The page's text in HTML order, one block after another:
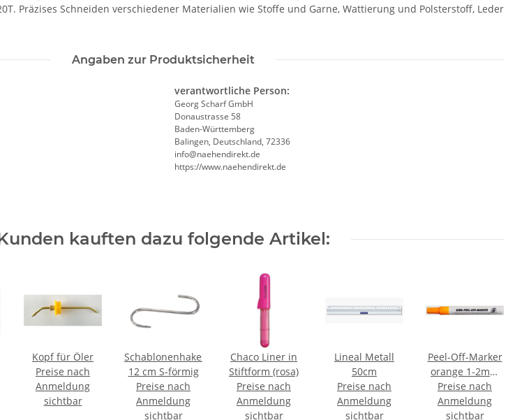
Präzises Schneiden verschiedener Materialien wie Stoffe und Garne, Wattierung und Polsterstoff, Leder
Angaben zur Produktsicherheit
verantwortliche Person:
Georg Scharf GmbH
Donaustrasse 58
Baden-Württemberg
Balingen, Deutschland, 72336
info@naehendirekt.de
https://www.naehendirekt.de
kauften dazu folgende Artikel:
Kopf für Öler
Preise nach
Anmeldung
sichtbar
Schablonenhaken
12 cm S-förmig
Preise nach
Anmeldung
sichtbar
Chaco Liner in
Stiftform (rosa)
Preise nach
Anmeldung
sichtbar
Lineal Metall
50cm
Preise nach
Anmeldung
sichtbar
Peel-Off-Marker
orange 1-2mm
für glatte
Oberflächen
Preise nach
Anmeldung
sichtbar